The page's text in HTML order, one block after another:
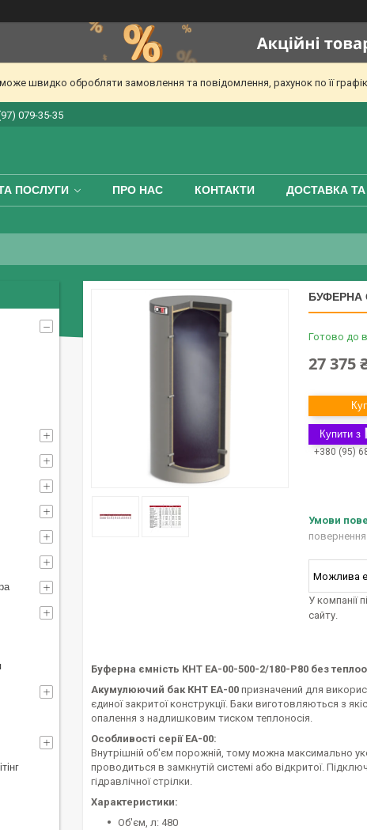
швидко обробляти замовлення та повідомлення, рахунок по її
079-35-35
ПОСЛУГИ ПРО НАС КОНТАКТИ ДОСТАВКА
БУФЕРНА
Готово до
27 375
Купити з
+380 (95)
У компанії
сайту.
Буферна ємність КНТ ЕА-00-500-2/180-P80 без
Акумулюючий бак КНТ ЕА-00 призначений для
єдиної закритої конструкції. Баки виготовляються з
опалення з надлишковим тиском теплоносія.
Особливості серії ЕА-00:
Внутрішній об'єм порожній, тому можна максимально
проводиться в замкнутій системі або відкритої.
гідравлічної стрілки.
Характеристики:
Об'єм, л: 480